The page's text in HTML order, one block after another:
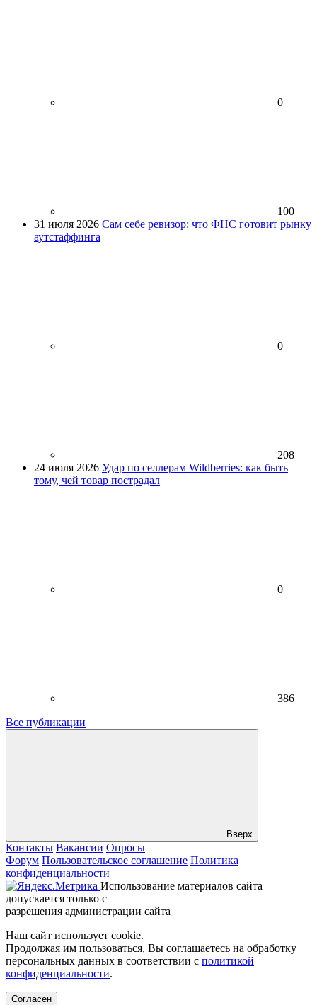
0
100
31 июля 2026 Сам себе ревизор: что ФНС готовит рынку
аутстаффинга
0
208
24 июля 2026 Удар по селлерам Wildberries: как быть
тому, чей товар пострадал
0
386
Все публикации
Вверх
Контакты Вакансии Опросы
Форум Пользовательское соглашение Политика
конфиденциальности
Использование материалов сайта
допускается только с
разрешения администрации сайта
Наш сайт использует cookie.
Продолжая им пользоваться, Вы соглашаетесь на обработку
персональных данных в соответствии с политикой
конфиденциальности.
Согласен